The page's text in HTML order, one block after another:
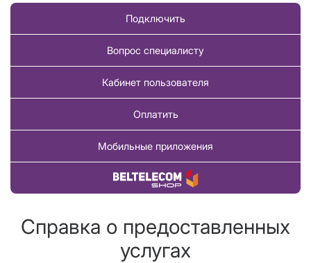
Подключить
Вопрос специалисту
Кабинет пользователя
Оплатить
Мобильные приложения
Купить товар
Справка о предоставленных
услугах